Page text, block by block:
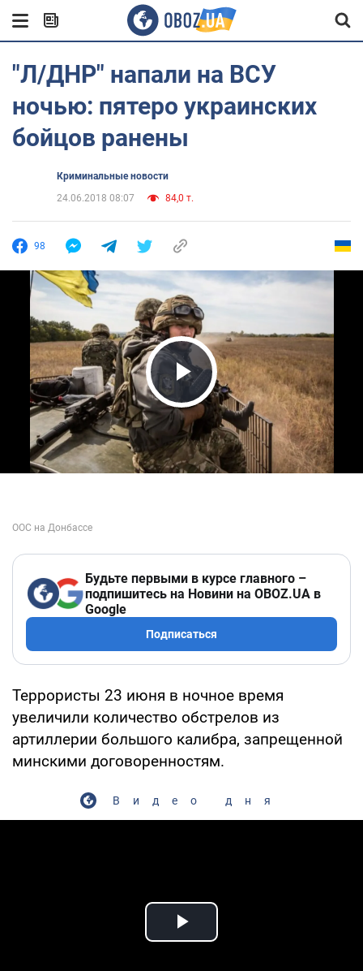
"Л/ДНР" напали на ВСУ
ночью: пятеро украинских
бойцов ранены
Криминальные новости
24.06.2018 08:07
84,0 т.
98
Play Video
Будьте первыми в курсе главного –
подпишитесь на Новини на OBOZ.UA в
Google
Подписаться
Террористы 23 июня в ночное время
увеличили количество обстрелов из
артиллерии большого калибра, запрещенной
минскими договоренностям.
Видео дня
Play Video